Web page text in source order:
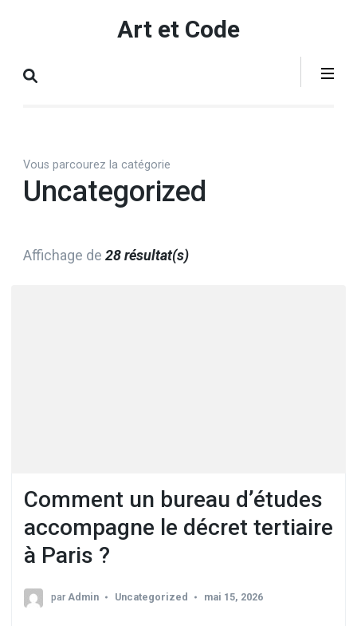
(Pressez
Art et Code
Vous parcourez la catégorie
Uncategorized
Affichage de 28 résultat(s)
Comment un bureau d’études
accompagne le décret tertiaire
à Paris ?
parAdmin Uncategorized mai 15, 2026